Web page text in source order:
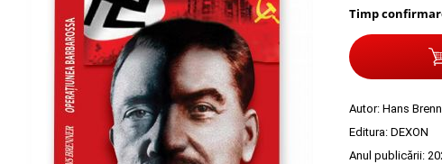
Timp
Autor: Hans
Editura: DEXON
Anul publicării: